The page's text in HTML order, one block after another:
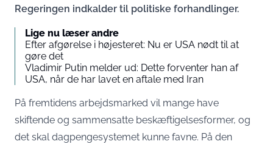
Regeringen indkalder til politiske forhandlinger.
Lige nu læser andre
Efter afgørelse i højesteret: Nu er USA nødt til at
gøre det
Vladimir Putin melder ud: Dette forventer han af
USA, når de har lavet en aftale med Iran
På fremtidens arbejdsmarked vil mange have
skiftende og sammensatte beskæftigelsesformer, og
det skal dagpengesystemet kunne favne. På den